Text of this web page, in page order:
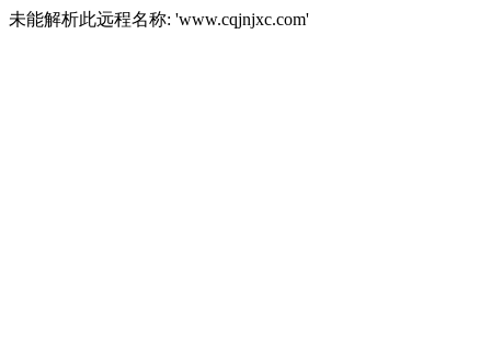
未能解析此远程名称: 'www.cqjnjxc.com'